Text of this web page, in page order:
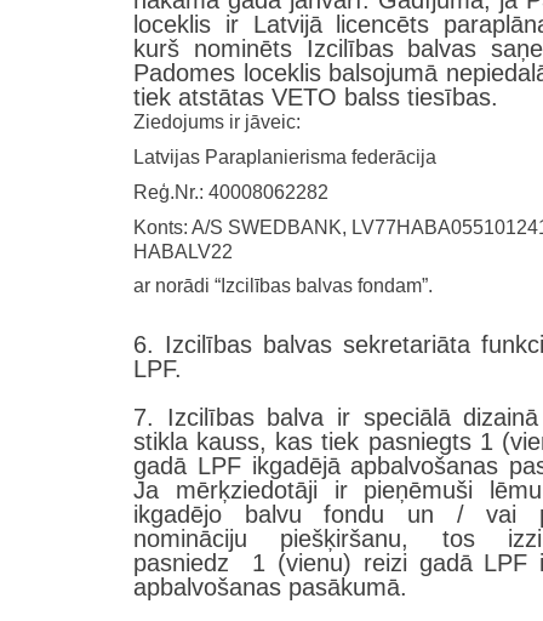
loceklis ir Latvijā licencēts
kurš nominēts Izcilības balvas
Padomes loceklis balsojumā
tiek atstātas VETO balss tiesības.
Ziedojums ir jāveic:
Latvijas Paraplanierisma federācija
Reģ.Nr.: 40008062282
Konts: A/S SWEDBANK,
HABALV22
ar norādi “Izcilības balvas fondam”.
6. Izcilības balvas sekretariāta
LPF.
7. Izcilības balva ir speciālā
stikla kauss, kas tiek pasniegts 1
gadā LPF ikgadējā apbalvošanas
Ja mērķziedotāji ir pieņēmuši
ikgadējo balvu fondu un / vai
nomināciju piešķiršanu, tos
pasniedz
1 (vienu) reizi gadā LPF
apbalvošanas pasākumā.